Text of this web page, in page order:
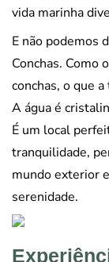
vida marinha
E não podemos
Conchas. Como
conchas, o que
A água é
É um local
tranquilidade,
mundo exterior
serenidade.